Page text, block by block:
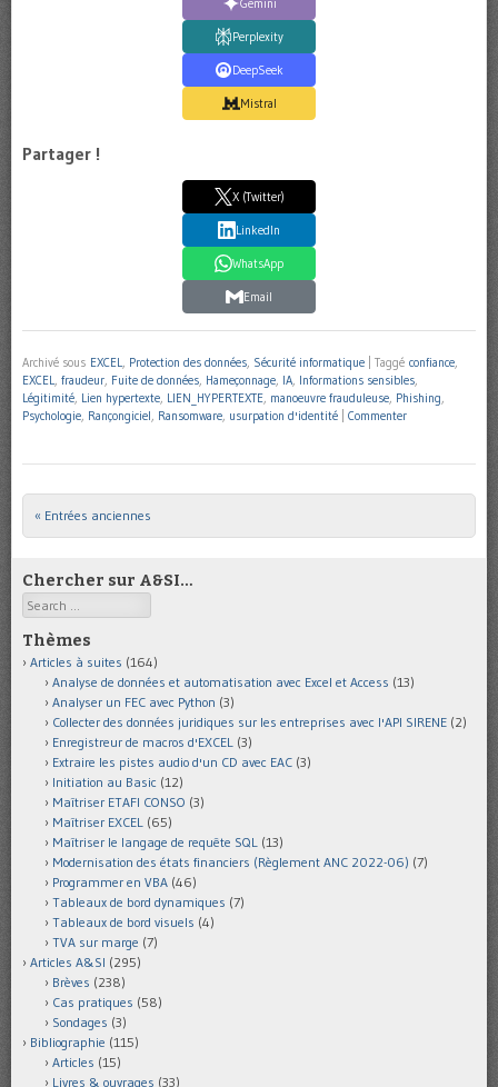
Perplexity
DeepSeek
Mistral
Partager !
X (Twitter)
LinkedIn
WhatsApp
Email
Archivé sous EXCEL, Protection des données, Sécurité informatique Taggé confiance,
EXCEL, fraudeur, Fuite de données, Hameçonnage, IA, Informations sensibles,
Légitimité, Lien hypertexte, LIEN_HYPERTEXTE, manoeuvre frauduleuse, Phishing,
Psychologie, Rançongiciel, Ransomware, usurpation d'identité Commenter
Post navigation
« Entrées anciennes
Chercher sur A&SI…
Search
Thèmes
Articles à suites (164)
Analyse de données et automatisation avec Excel et Access (13)
Analyser un FEC avec Python (3)
Collecter des données juridiques sur les entreprises avec l'API SIRENE (2)
Enregistreur de macros d'EXCEL (3)
Extraire les pistes audio d'un CD avec EAC (3)
Initiation au Basic (12)
Maîtriser ETAFI CONSO (3)
Maîtriser EXCEL (65)
Maîtriser le langage de requête SQL (13)
Modernisation des états financiers (Règlement ANC 2022-06) (7)
Programmer en VBA (46)
Tableaux de bord dynamiques (7)
Tableaux de bord visuels (4)
TVA sur marge (7)
Articles A&SI (295)
Brèves (238)
Cas pratiques (58)
Sondages (3)
Bibliographie (115)
Articles (15)
Livres & ouvrages (33)